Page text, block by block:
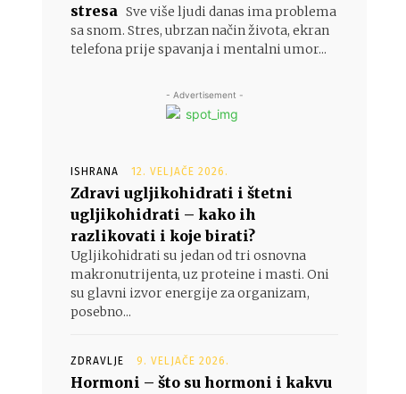
stresa Sve više ljudi danas ima problema
sa snom. Stres, ubrzan način života, ekran
telefona prije spavanja i mentalni umor...
- Advertisement -
ISHRANA 12. VELJAČE 2026.
Zdravi ugljikohidrati i štetni
ugljikohidrati – kako ih
razlikovati i koje birati?
Ugljikohidrati su jedan od tri osnovna
makronutrijenta, uz proteine i masti. Oni
su glavni izvor energije za organizam,
posebno...
ZDRAVLJE 9. VELJAČE 2026.
Hormoni – što su hormoni i kakvu